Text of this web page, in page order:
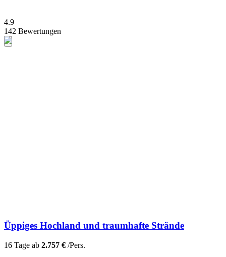
4.9
142 Bewertungen
Üppiges Hochland und traumhafte Strände
16 Tage ab 2.757 € /Pers.